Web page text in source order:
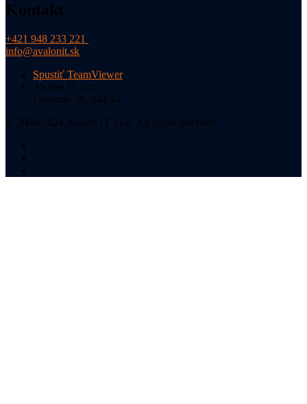
Kontakt
+421 948 233 221
info@avalonit.sk
Spustiť TeamViewer
Avalon IT s.r.o.
Chrastné 36, 044 44
© 2006-2024 Avalon IT s.r.o. All rights reserved.